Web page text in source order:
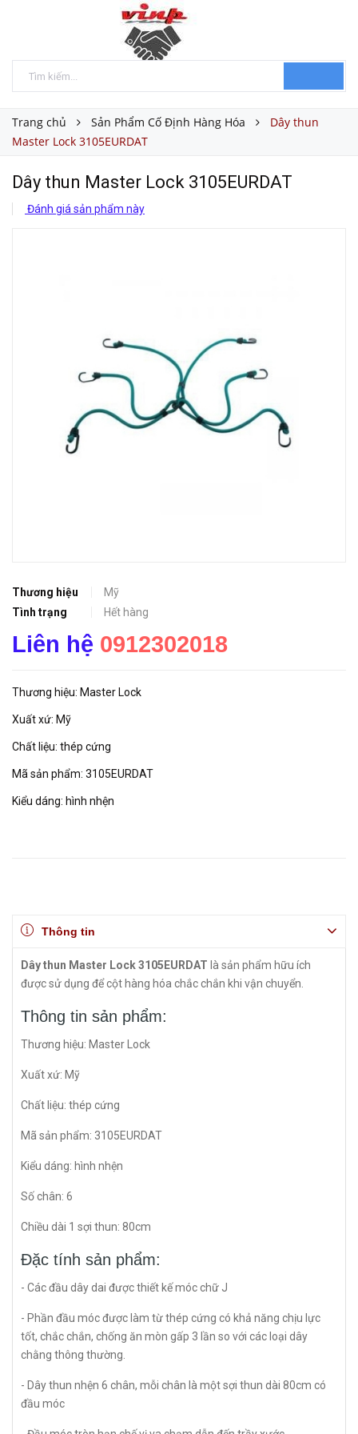
Trang chủ Sản Phẩm Cố Định Hàng Hóa
Dây thun
Master Lock 3105EURDAT
Dây thun Master Lock 3105EURDAT
Đánh giá sản phẩm này
Thương hiệu
Mỹ
Tình trạng
Hết hàng
Liên hệ 0912302018
Thương hiệu: Master Lock
Xuất xứ: Mỹ
Chất liệu: thép cứng
Mã sản phẩm: 3105EURDAT
Kiểu dáng: hình nhện
Thông tin
Dây thun Master Lock 3105EURDAT là sản phẩm hữu ích
được sử dụng để cột hàng hóa chắc chắn khi vận chuyển.
Thông tin sản phẩm:
Thương hiệu: Master Lock
Xuất xứ: Mỹ
Chất liệu: thép cứng
Mã sản phẩm: 3105EURDAT
Kiểu dáng: hình nhện
Số chân: 6
Chiều dài 1 sợi thun: 80cm
Đặc tính sản phẩm:
- Các đầu dây dai được thiết kế móc chữ J
- Phần đầu móc được làm từ thép cứng có khả năng chịu lực
tốt, chắc chắn, chống ăn mòn gấp 3 lần so với các loại dây
chằng thông thường.
- Dây thun nhện 6 chân, mỗi chân là một sợi thun dài 80cm có
đầu móc